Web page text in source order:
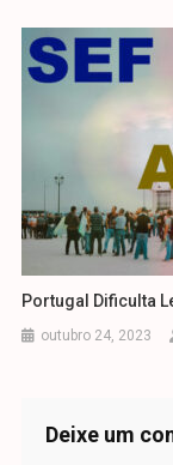
Portugal Dificulta
outubro 24, 2023
Deixe um